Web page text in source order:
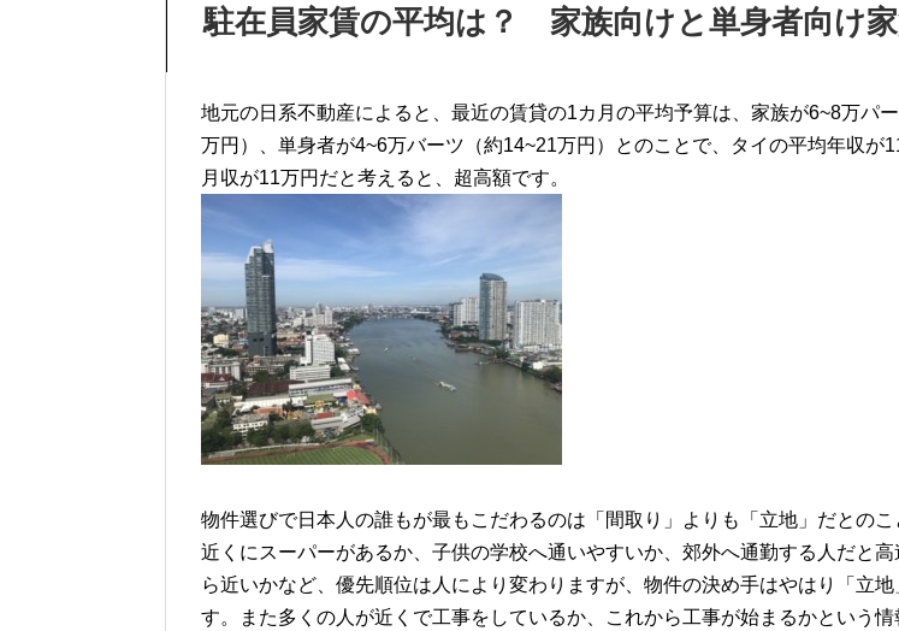
駐在員家賃の平均は？ 家族向けと単身者向け
地元の日系不動産によると、最近の賃貸の1カ月の平均予算は、家族が6~8万パ
万円）、単身者が4~6万バーツ（約14~21万円）とのことで、タイの平均年収が
月収が11万円だと考えると、超高額です。
物件選びで日本人の誰もが最もこだわるのは「間取り」よりも「立地」だとのこ
近くにスーパーがあるか、子供の学校へ通いやすいか、郊外へ通勤する人だと
ら近いかなど、優先順位は人により変わりますが、物件の決め手はやはり「立
す。また多くの人が近くで工事をしているか、これから工事が始まるかという